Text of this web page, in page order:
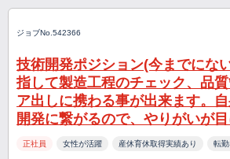
ジョブNo.542366
技術開発ポジション(今までにな
指して製造工程のチェック、品
ア出しに携わる事が出来ます。
開発に繋がるので、やりがいが
正社員 女性が活躍 産休育休取得実績あり 転